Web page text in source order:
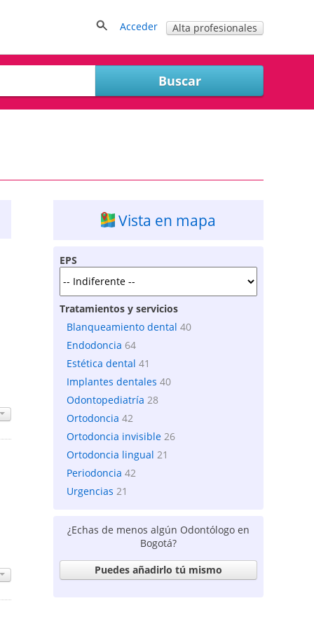
Acceder Alta profesionales
Vista en mapa
EPS
Tratamientos y servicios
Blanqueamiento dental 40
Endodoncia 64
Estética dental 41
Implantes dentales 40
Odontopediatría 28
Ortodoncia 42
Ortodoncia invisible 26
Ortodoncia lingual 21
Periodoncia 42
Urgencias 21
¿Echas de menos algún Odontólogo en
Bogotá?
Puedes añadirlo tú mismo